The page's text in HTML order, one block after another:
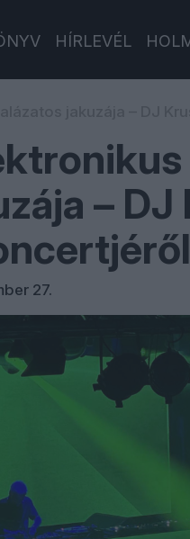
HÍRLEVÉL
– DJ
27.